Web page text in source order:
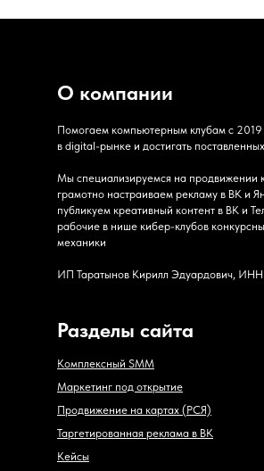
Комплексный SMM
Маркетинг под открытие
Продвижение на картах (РСЯ)
Таргетированная реклама в ВК
Кейсы
Разделы сайта
Помогаем компьютерным клубам с 2019
в digital-рынке и достигать
Мы специализируемся на продвижении
грамотно настраиваем рекламу в ВК и
публикуем креативный контент в ВК и
рабочие в нише кибер-клубов
механики
ИП Таратынов Кирилл Эдуардович,
О компании